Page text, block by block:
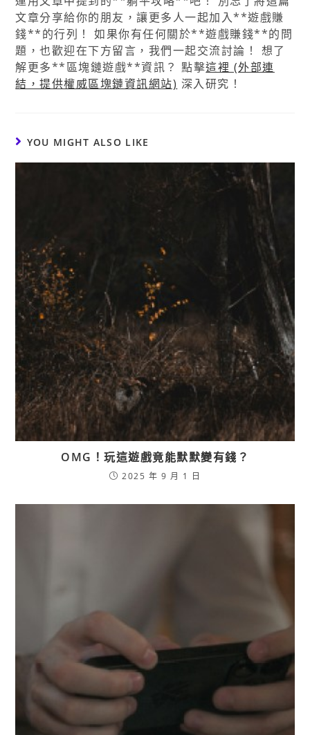
文章分享給你的朋友，讓更多人一起加入**遊戲賺
錢**的行列！ 如果你有任何關於**遊戲賺錢**的問
題，也歡迎在下方留言，我們一起交流討論！ 想了
解更多**區塊鏈遊戲**資訊？ 點擊這裡 (外部連
結，提供權威區塊鏈資訊網站) 深入研究！
YOU MIGHT ALSO LIKE
OMG！玩這遊戲竟能默默變有錢？
2025 年 9 月 1 日